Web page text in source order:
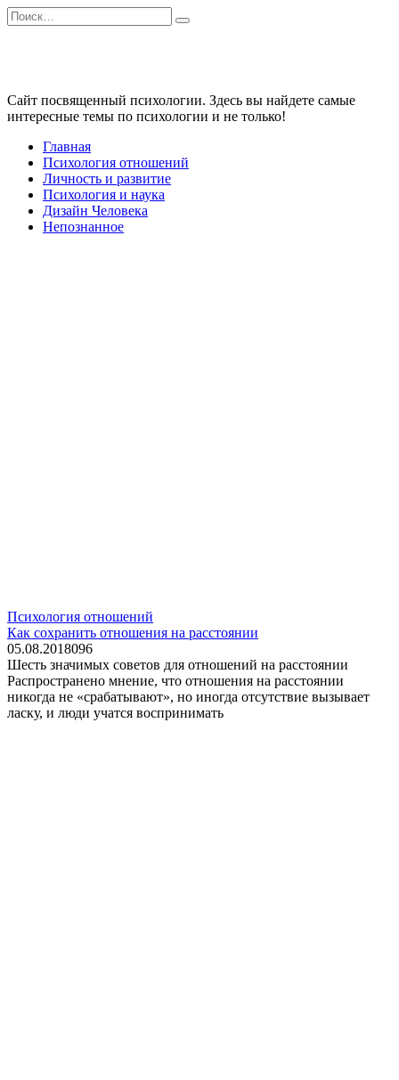
Перейти
к
Search
for:
Сайт посвященный психологии. Здесь вы найдете самые
интересные темы по психологии и не только!
Главная
Психология отношений
Личность и развитие
Психология и наука
Дизайн Человека
Непознанное
Психология отношений
Как сохранить отношения на расстоянии
05.08.2018096
Шесть значимых советов для отношений на расстоянии
Распространено мнение, что отношения на расстоянии
никогда не «срабатывают», но иногда отсутствие вызывает
ласку, и люди учатся воспринимать